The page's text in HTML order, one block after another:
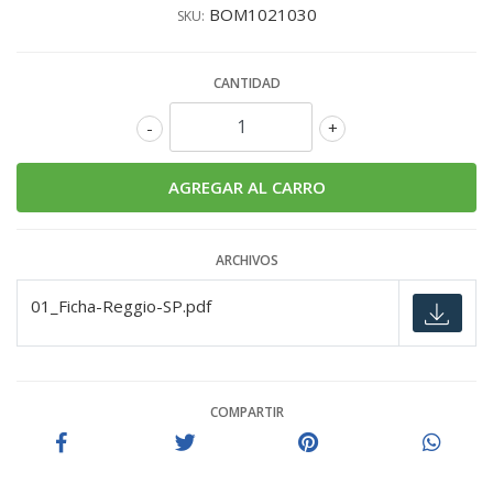
SKU: BOM1021030
CANTIDAD
+
-
ARCHIVOS
01_Ficha-Reggio-SP.pdf
COMPARTIR